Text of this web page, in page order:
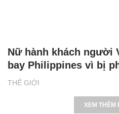
THẾ GIỚI
Nữ hành khách người
bay Philippines vì bị
XEM THÊM